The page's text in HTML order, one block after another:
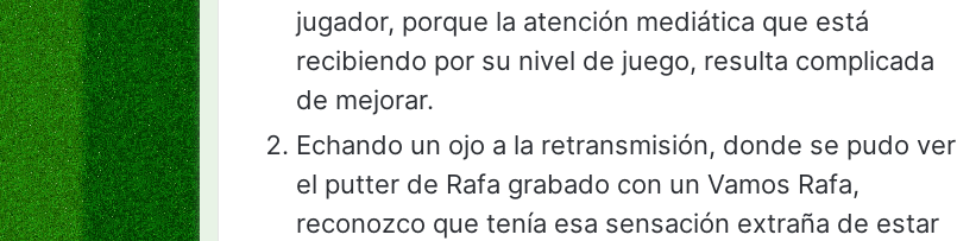
jugador, porque la atención mediática que está
recibiendo por su nivel de juego, resulta complicada
de mejorar.
Echando un ojo a la retransmisión, donde se pudo ver
el putter de Rafa grabado con un Vamos Rafa,
reconozco que tenía esa sensación extraña de estar